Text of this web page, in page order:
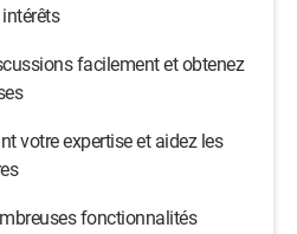
facilement et obtenez
votre expertise et aidez les
fonctionnalités